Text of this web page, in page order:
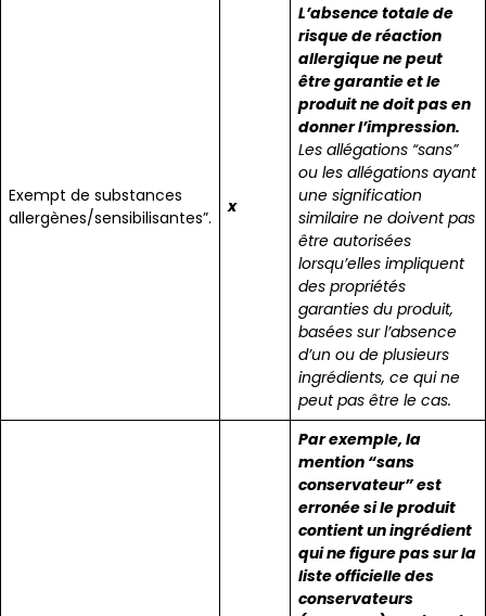
Exempt de substances
allergènes/sensibilisantes”.
x
L’absence totale de
risque de réaction
allergique ne peut
être garantie et le
produit ne doit pas en
donner l’impression.
Les allégations “sans”
ou les allégations ayant
une signification
similaire ne doivent pas
être autorisées
lorsqu’elles impliquent
des propriétés
garanties du produit,
basées sur l’absence
d’un ou de plusieurs
ingrédients, ce qui ne
peut pas être le cas.
Par exemple, la
mention “sans
conservateur” est
erronée si le produit
contient un ingrédient
qui ne figure pas sur la
liste officielle des
conservateurs